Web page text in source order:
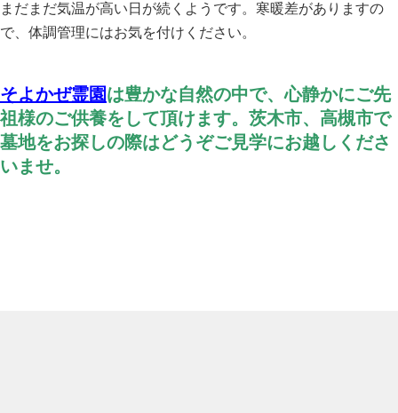
まだまだ気温が高い日が続くようです。寒暖差がありますの
で、体調管理にはお気を付けください。
そよかぜ霊園は豊かな自然の中で、心静かにご先
祖様のご供養をして頂けます。茨木市、高槻市で
墓地をお探しの際はどうぞご見学にお越しくださ
いませ。